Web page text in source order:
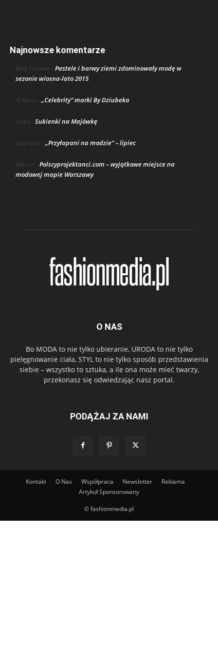
Najnowsze komentarze
Blog Ozonee - Pastele i barwy ziemi zdominowały modę w
sezonie wiosna-lato 2015
AJ Risso - „Celebrity” marki By Dziubeka
lenka - Sukienki na Majówkę
Gabriella - „Przyłapani na modzie” – lipiec
Marcin - Polscyprojektanci.com – wyjątkowe miejsce na
modowej mapie Warszawy
O NAS
Bo MODA to nie tylko ubieranie, URODA to nie tylko
pielęgnowanie ciała, STYL to nie tylko sposób przedstawienia
siebie – wszystko to sztuka, a ile ona może mieć twarzy,
przekonasz się odwiedzając nasz portal.
PODĄŻAJ ZA NAMI
Kontakt O Nas Współpraca Newsletter
Reklama
Artykuł Sponsorowany
© fashionmedia.pl